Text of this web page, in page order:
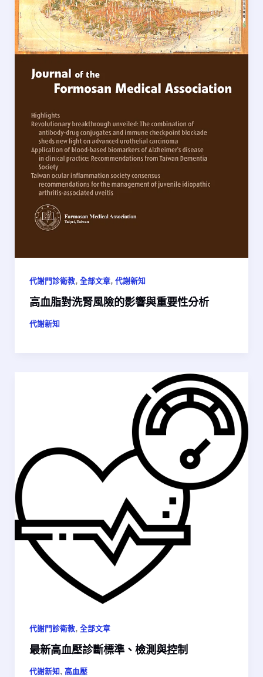
代謝門診衛教, 全部文章, 代謝新知
高血脂對洗腎風險的影響與重要性分析
代謝新知
代謝門診衛教, 全部文章
最新高血壓診斷標準、檢測與控制
代謝新知, 高血壓